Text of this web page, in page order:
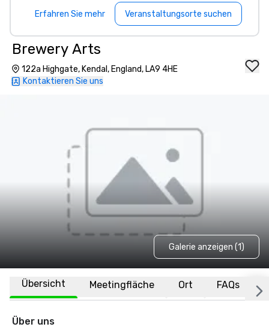
Erfahren Sie mehr Veranstaltungsorte suchen
Brewery Arts
122a Highgate, Kendal, England, LA9 4HE
Kontaktieren Sie uns
Galerie anzeigen (1)
Übersicht Meetingfläche Ort FAQs
Über uns